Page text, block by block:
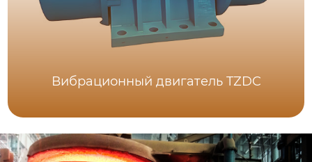
Вибрационный двигатель TZDC